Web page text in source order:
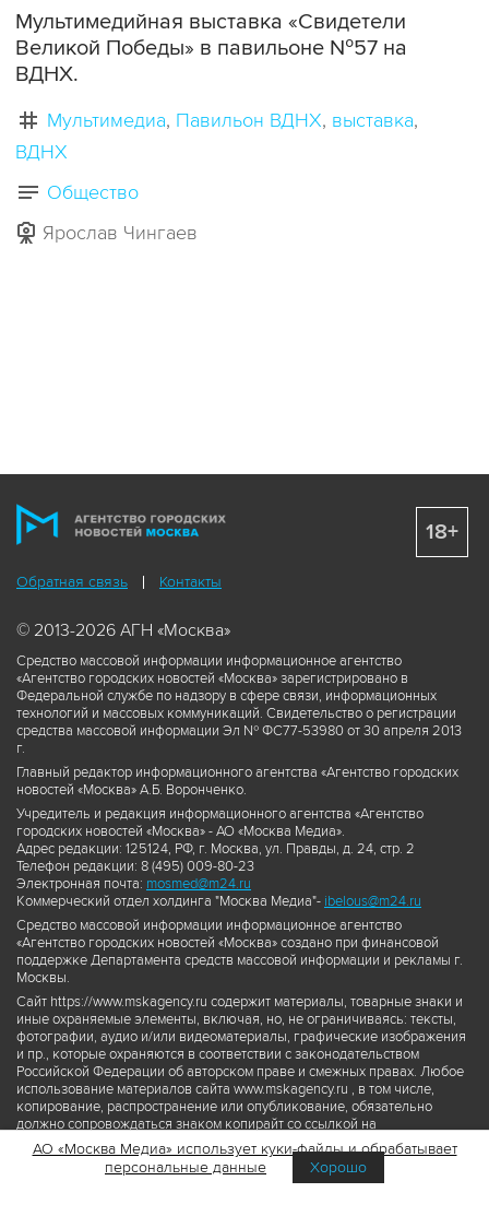
Мультимедийная выставка «Свидетели
Великой Победы» в павильоне №57 на
ВДНХ.
Мультимедиа Павильон ВДНХ выставка
ВДНХ
Общество
Ярослав Чингаев
Обратная связь Контакты
© 2013-2026 АГН «Москва»
Средство массовой информации информационное агентство
«Агентство городских новостей «Москва» зарегистрировано в
Федеральной службе по надзору в сфере связи, информационных
технологий и массовых коммуникаций. Свидетельство о регистрации
средства массовой информации Эл № ФС77-53980 от 30 апреля 2013
г.
Главный редактор информационного агентства «Агентство городских
новостей «Москва» А.Б. Воронченко.
Учредитель и редакция информационного агентства «Агентство
городских новостей «Москва» - АО «Москва Медиа».
Адрес редакции: 125124, РФ, г. Москва, ул. Правды, д. 24, стр. 2
Телефон редакции: 8 (495) 009-80-23
Электронная почта: mosmed@m24.ru
Коммерческий отдел холдинга "Москва Медиа"- ibelous@m24.ru
Средство массовой информации информационное агентство
«Агентство городских новостей «Москва» создано при финансовой
поддержке Департамента средств массовой информации и рекламы г.
Москвы.
Сайт https://www.mskagency.ru содержит материалы, товарные знаки и
иные охраняемые элементы, включая, но, не ограничиваясь: тексты,
фотографии, аудио и/или видеоматериалы, графические изображения
и пр., которые охраняются в соответствии с законодательством
Российской Федерации об авторском праве и смежных правах. Любое
использование материалов сайта www.mskagency.ru , в том числе,
копирование, распространение или опубликование, обязательно
должно сопровождаться знаком копирайт со ссылкой на
правообладателя © АО «Москва Медиа», а также гиперссылкой на сайт
www.mskagency.ru как на первоисточник информации. Переработка
материалов сайта www.mskagency.ru не допускается.
18+
АО «Москва Медиа» использует куки-файлы и обрабатывает
персональные данные
Хорошо